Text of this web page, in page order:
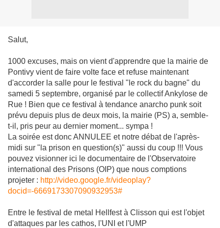
Salut,
1000 excuses, mais on vient d'apprendre que la mairie de
Pontivy vient de faire volte face et refuse maintenant
d'accorder la salle pour le festival "le rock du bagne" du
samedi 5 septembre, organisé par le collectif Ankylose de
Rue ! Bien que ce festival à tendance anarcho punk soit
prévu depuis plus de deux mois, la mairie (PS) a, semble-
t-il, pris peur au dernier moment... sympa !
La soirée est donc ANNULEE et notre débat de l'après-
midi sur "la prison en question(s)" aussi du coup !!! Vous
pouvez visionner ici le documentaire de l'Observatoire
international des Prisons (OIP) que nous comptions
projeter : http://video.google.fr/videoplay?
docid=-6669173307090932953#
Entre le festival de metal Hellfest à Clisson qui est l'objet
d'attaques par les cathos, l'UNI et l'UMP